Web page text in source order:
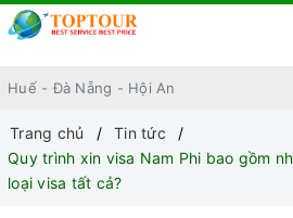
Trang chủ
Tin tức
Quy trình xin visa Nam Phi bao gồm
loại visa tất cả?